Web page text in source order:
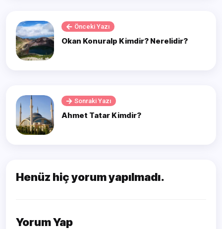
Önceki Yazı
Okan Konuralp Kimdir? Nerelidir?
Sonraki Yazı
Ahmet Tatar Kimdir?
Henüz hiç yorum yapılmadı.
Yorum Yap